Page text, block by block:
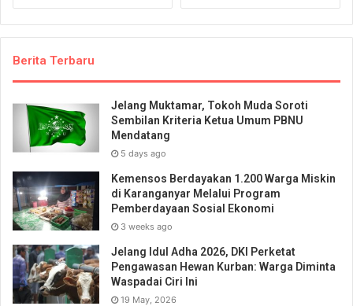
Berita Terbaru
Jelang Muktamar, Tokoh Muda Soroti
Sembilan Kriteria Ketua Umum PBNU
Mendatang
5 days ago
Kemensos Berdayakan 1.200 Warga Miskin
di Karanganyar Melalui Program
Pemberdayaan Sosial Ekonomi
3 weeks ago
Jelang Idul Adha 2026, DKI Perketat
Pengawasan Hewan Kurban: Warga Diminta
Waspadai Ciri Ini
19 May, 2026